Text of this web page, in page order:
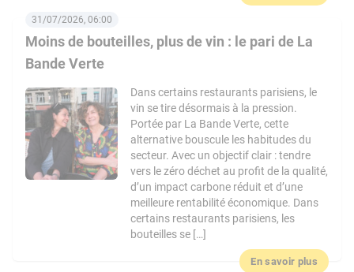
Moins de bouteilles, plus de vin : le pari de La
Bande Verte
31/07/2026, 06:00
Dans certains restaurants parisiens, le
vin se tire désormais à la pression.
Portée par La Bande Verte, cette
alternative bouscule les habitudes du
secteur. Avec un objectif clair : tendre
vers le zéro déchet au profit de la qualité,
d’un impact carbone réduit et d’une
meilleure rentabilité économique. Dans
certains restaurants parisiens, les
bouteilles se […]
En savoir plus